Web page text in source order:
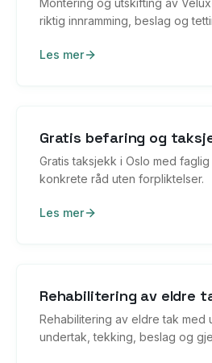
Montering og utskifting av
riktig innramming, beslag og
Les mer
Gratis befaring og
Gratis taksjekk i Oslo med
konkrete råd uten forpliktelser.
Les mer
Rehabilitering av eldre
Rehabilitering av eldre tak med
undertak, tekking, beslag og